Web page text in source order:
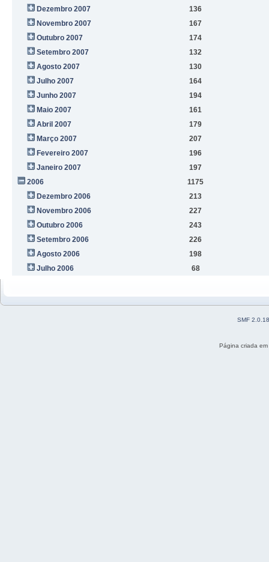
Dezembro 2007
136
Novembro 2007
167
Outubro 2007
174
Setembro 2007
132
Agosto 2007
130
Julho 2007
164
Junho 2007
194
Maio 2007
161
Abril 2007
179
Março 2007
207
Fevereiro 2007
196
Janeiro 2007
197
2006
1175
Dezembro 2006
213
Novembro 2006
227
Outubro 2006
243
Setembro 2006
226
Agosto 2006
198
Julho 2006
68
SMF 2.0.18
Página criada